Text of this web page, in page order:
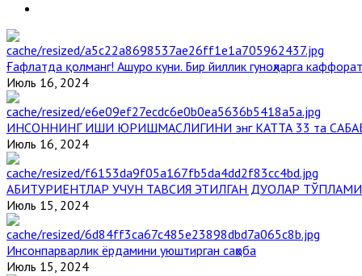
Ғафлатда қолманг! Ашуро куни. Бир йиллик гуноҳларга
Июль 16, 2024
ИНСОННИНГ ИШИ ЮРИШМАСЛИГИНИ энг КАТТА 33 та
Июль 16, 2024
АБИТУРИЕНТЛАР УЧУН ТАВСИЯ ЭТИЛГАН ДУОЛАР ТЎПЛАМИ
Июль 15, 2024
Инсонпарварлик ёрдамини уюштирган саҳоба
Июль 15, 2024